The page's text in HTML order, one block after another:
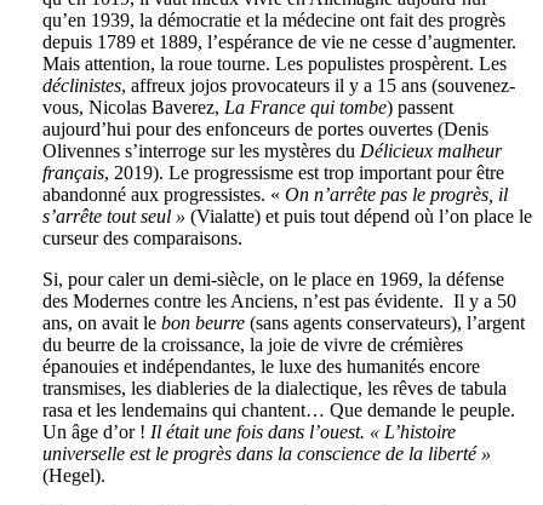
qu’en 1939, la démocratie et la médecine ont fait des progrès
depuis 1789 et 1889, l’espérance de vie ne cesse d’augmenter.
Mais attention, la roue tourne. Les populistes prospèrent. Les
déclinistes, affreux jojos provocateurs il y a 15 ans (souvenez-
vous, Nicolas Baverez, La France qui tombe) passent
aujourd’hui pour des enfonceurs de portes ouvertes (Denis
Olivennes s’interroge sur les mystères du Délicieux malheur
français, 2019). Le progressisme est trop important pour être
abandonné aux progressistes. « On n’arrête pas le progrès, il
s’arrête tout seul » (Vialatte) et puis tout dépend où l’on place le
curseur des comparaisons.
Si, pour caler un demi-siècle, on le place en 1969, la défense
des Modernes contre les Anciens, n’est pas évidente. Il y a 50
ans, on avait le bon beurre(sans agents conservateurs), l’argent
du beurre de la croissance, la joie de vivre de crémières
épanouies et indépendantes, le luxe des humanités encore
transmises, les diableries de la dialectique, les rêves de tabula
rasa et les lendemains qui chantent… Que demande le peuple.
Un âge d’or ! Il était une fois dans l’ouest. « L’histoire
universelle est le progrès dans la conscience de la liberté »
(Hegel).